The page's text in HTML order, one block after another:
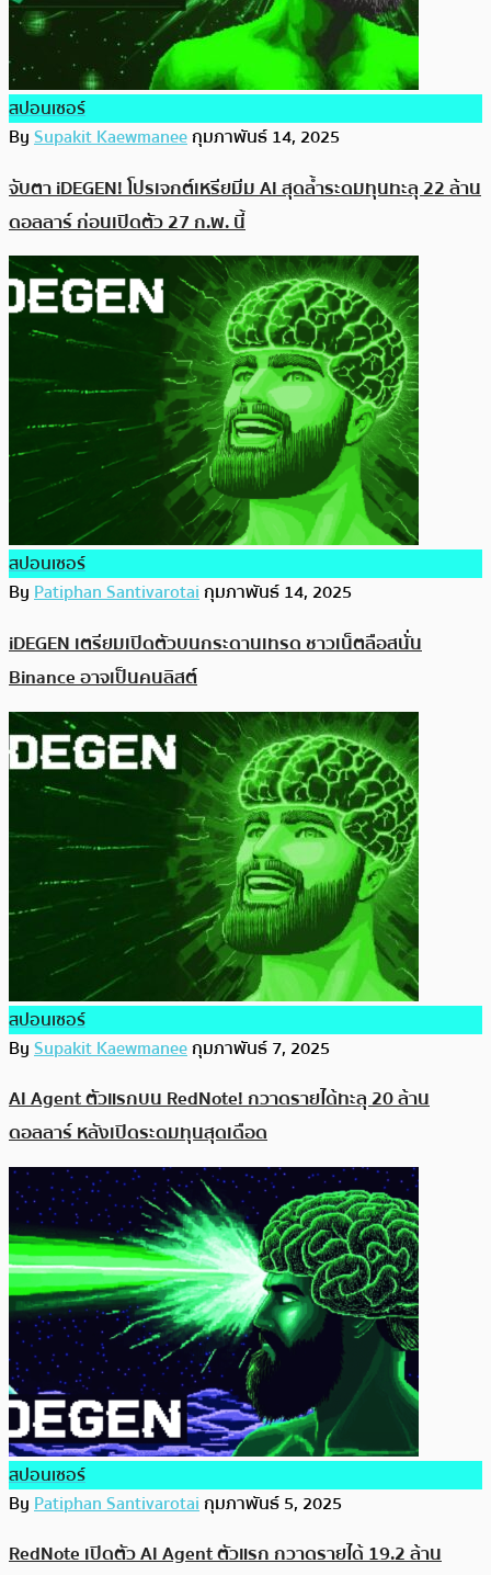
สปอนเซอร์
BySupakit Kaewmaneeกุมภาพันธ์ 14, 2025
จับตา iDEGEN! โปรเจกต์เหรียมีม AI สุดล้ำระดมทุนทะลุ 22 ล้าน
ดอลลาร์ ก่อนเปิดตัว 27 ก.พ. นี้
สปอนเซอร์
ByPatiphan Santivarotaiกุมภาพันธ์ 14, 2025
iDEGEN เตรียมเปิดตัวบนกระดานเทรด ชาวเน็ตลือสนั่น
Binance อาจเป็นคนลิสต์
สปอนเซอร์
BySupakit Kaewmaneeกุมภาพันธ์ 7, 2025
AI Agent ตัวแรกบน RedNote! กวาดรายได้ทะลุ 20 ล้าน
ดอลลาร์ หลังเปิดระดมทุนสุดเดือด
สปอนเซอร์
ByPatiphan Santivarotaiกุมภาพันธ์ 5, 2025
RedNote เปิดตัว AI Agent ตัวแรก กวาดรายได้ 19.2 ล้าน